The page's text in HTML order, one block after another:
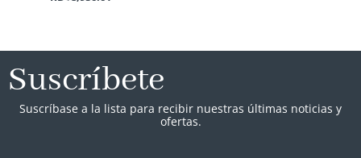
Suscríbete
Suscríbase a la lista para recibir nuestras últimas noticias y
ofertas.